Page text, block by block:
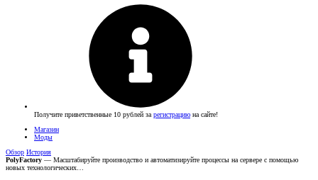
Получите приветственные 10 рублей за регистрацию на сайте!
Магазин
Моды
Обзор История
PolyFactory — Масштабируйте производство и автоматизируйте процессы на сервере с помощью
новых технологических…